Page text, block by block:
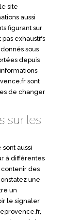
site
aussi
figurant sur
exhaustifs
sous
depuis
sont
de changer
sur les
aussi
à différentes
contenir des
une
un
le signaler